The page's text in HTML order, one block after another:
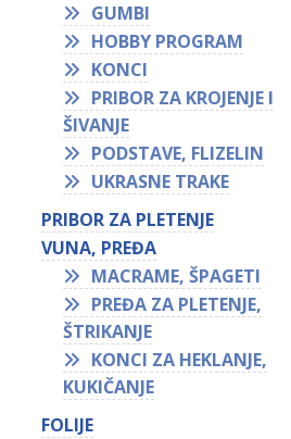
GUMBI
HOBBY PROGRAM
KONCI
PRIBOR ZA KROJENJE I
ŠIVANJE
PODSTAVE, FLIZELIN
UKRASNE TRAKE
PRIBOR ZA PLETENJE
VUNA, PREĐA
MACRAME, ŠPAGETI
PREĐA ZA PLETENJE,
ŠTRIKANJE
KONCI ZA HEKLANJE,
KUKIČANJE
FOLIJE